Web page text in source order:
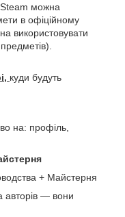
Steam можна
в офіційному
використовувати
куди будуть
на: профіль,
+ Майстерня
авторів — вони